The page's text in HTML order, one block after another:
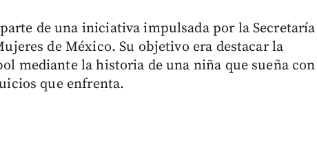
de una iniciativa impulsada por la Secretaría
de México. Su objetivo era destacar la
mediante la historia de una niña que sueña con
que enfrenta.